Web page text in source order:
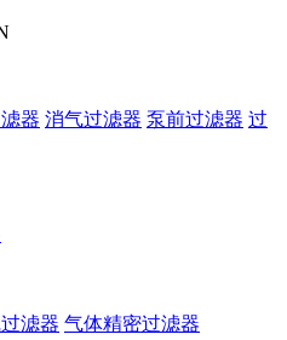
器 消气过滤器 泵前过滤器 过
滤器 气体精密过滤器